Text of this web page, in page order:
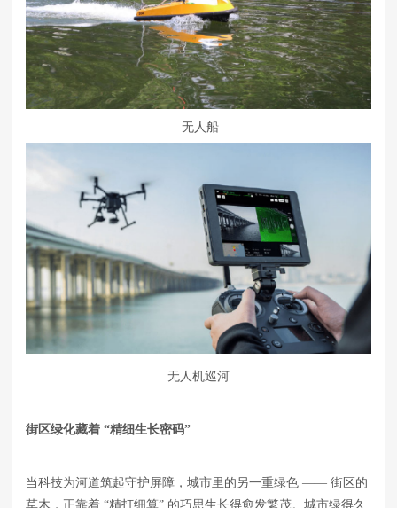
无人船
无人机巡河
街区绿化藏着 “精细生长密码”
当科技为河道筑起守护屏障，城市里的另一重绿色 —— 街区的
草木，正靠着 “精打细算” 的巧思生长得愈发繁茂。城市绿得久